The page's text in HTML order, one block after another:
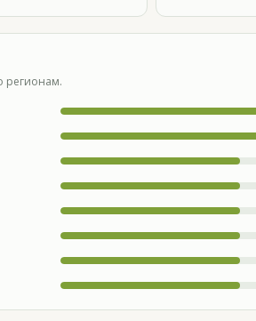
регионам.